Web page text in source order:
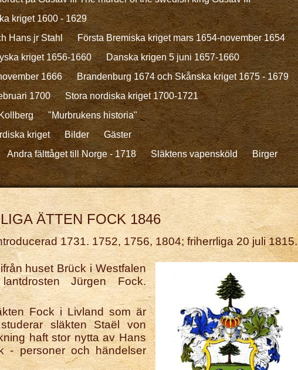
kriget 1600 - 1629
Hans jr Stahl
Första Bremiska kriget mars 1654-november 1654
kriget 1656-1660
Danska krigen 5 juni 1657-1660
1666
Brandenburg 1674 och Skånska kriget 1675 - 1679
1700
Stora nordiska kriget 1700-1721
Kollberg
"Murbrukens historia"
kriget
Bilder
Gäster
Andra fälttåget till Norge - 1718 Släktens vapensköld
Birger
ÄTTEN FOCK 1846
1731. 1752, 1756, 1804; friherrliga 20 juli 1815.
huset Brück i Westfalen
Jürgen Fock.
Fock i Livland som är
släkten Staël von
haft stor nytta av Hans
- personer och händelser